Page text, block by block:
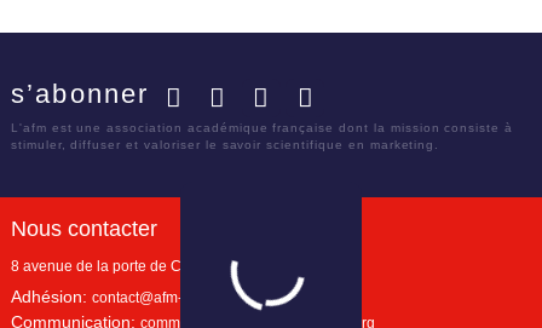
s’abonner
L'afm est une association académique française dont la mission consiste à
stimuler, diffuser et valoriser le savoir scientifique en marketing.
Nous contacter
8 avenue de la porte de Champerret
Adhésion: contact@afm-marketing.org
Communication: communication@afm-marketing.org